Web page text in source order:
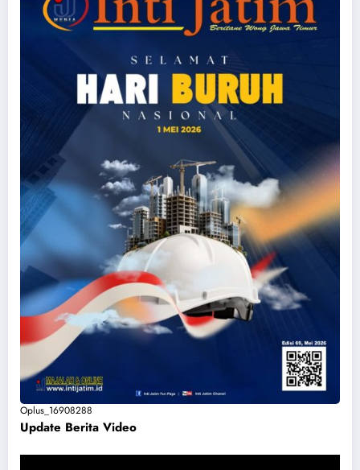
Oplus_16908288
Update Berita Video